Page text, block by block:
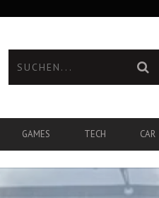
GAMES TECH CAR